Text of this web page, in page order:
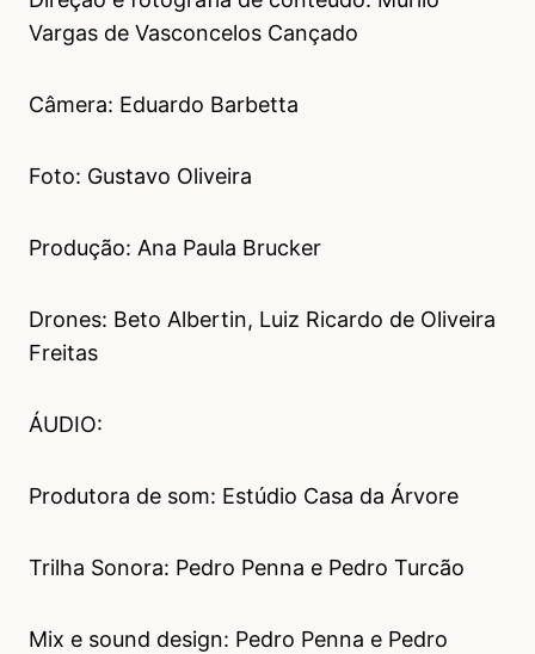
Vargas de Vasconcelos Cançado
Câmera: Eduardo Barbetta
Foto: Gustavo Oliveira
Produção: Ana Paula Brucker
Drones: Beto Albertin, Luiz Ricardo de Oliveira
Freitas
ÁUDIO:
Produtora de som: Estúdio Casa da Árvore
Trilha Sonora: Pedro Penna e Pedro Turcão
Mix e sound design: Pedro Penna e Pedro